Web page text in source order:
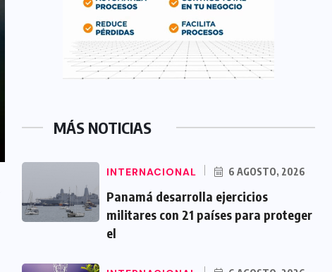
MÁS NOTICIAS
INTERNACIONAL 6 AGOSTO, 2026
Panamá desarrolla ejercicios
militares con 21 países para proteger
el